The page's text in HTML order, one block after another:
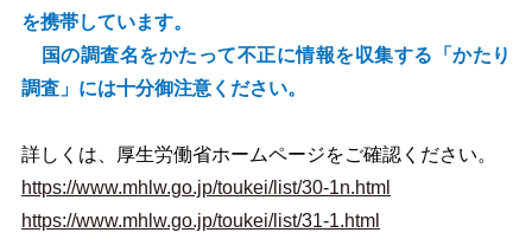
を携帯しています。
国の調査名をかたって不正に情報を収集する「かたり
調査」には十分御注意ください。
詳しくは、厚生労働省ホームページをご確認ください。
https://www.mhlw.go.jp/toukei/list/30-1n.html
https://www.mhlw.go.jp/toukei/list/31-1.html